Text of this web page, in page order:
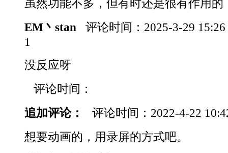
虽然功能不多，但有时还是很有作用的
EM丶stan
评论时间： 2025-3-29
1
没反应呀
评论时间：
追加评论：
评论时间： 2022-4-22
想要动画的，用录屏的方式吧。